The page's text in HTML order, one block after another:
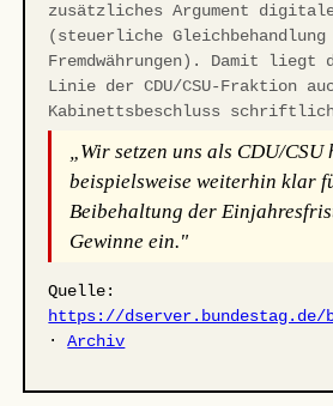
zusätzliches Argument
(steuerliche
Fremdwährungen). Damit
Linie der CDU/CSU-Fraktion
Kabinettsbeschluss
„Wir setzen uns als CDU/CSU
beispielsweise weiterhin klar
Beibehaltung der
Gewinne ein."
Quelle:
https://dserver.bundestag.de/
·Archiv